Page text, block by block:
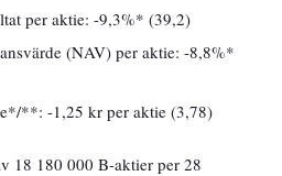
per aktie: -9,3%* (39,2)
(NAV) per aktie: -8,8%*
**: -1,25 kr per aktie (3,78)
18 180 000 B-aktier per 28